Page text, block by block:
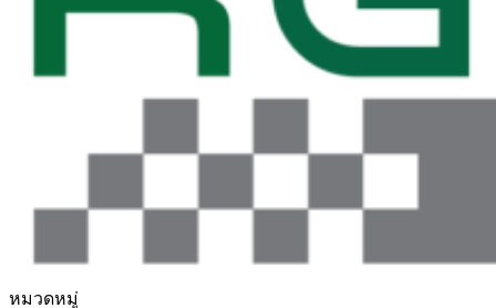
หมวดหมู่